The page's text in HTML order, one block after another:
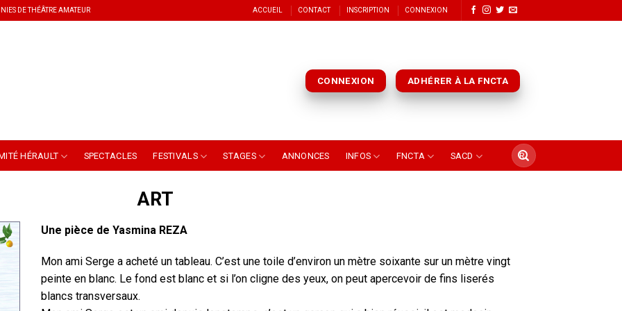
DE THÉÂTRE AMATEUR ACCUEIL CONTACT INSCRIPTION CONNEXION
CONNEXION ADHÉRER À LA FNCTA
HÉRAULT SPECTACLES FESTIVALS STAGES ANNONCES INFOS FNCTA SACD
ART
Une pièce de Yasmina REZA
Mon ami Serge a acheté un tableau. C’est une toile d’environ un mètre soixante sur un mètre vingt
peinte en blanc. Le fond est blanc et si l’on cligne des yeux, on peut apercevoir de fins liserés
blancs transversaux.